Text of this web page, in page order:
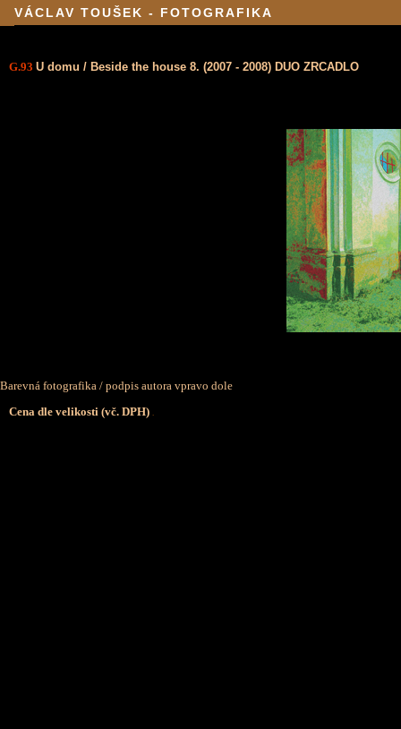
VÁCLAV TOUŠEK - FOTOGRAFIKA
G.93 U domu / Beside the house 8. (2007 - 2008) DUO ZRCADLO
Barevná fotografika / podpis autora vpravo dole
Cena dle velikosti (vč. DPH) .